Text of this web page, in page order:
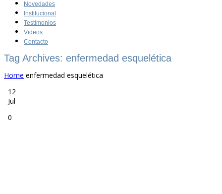
Novedades
Institucional
Testimonios
Videos
Contacto
Tag Archives: enfermedad esquelética
Home enfermedad esquelética
12
Jul
0